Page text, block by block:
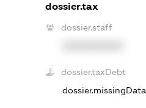
dossier.tax
dossier.staff
dossier.taxDebt
dossier.missingData